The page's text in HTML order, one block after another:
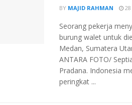
BY MAJID RAHMAN 28
Seorang pekerja
burung walet untuk
Medan, Sumatera
ANTARA FOTO/
Pradana. Indonesia
peringkat ...